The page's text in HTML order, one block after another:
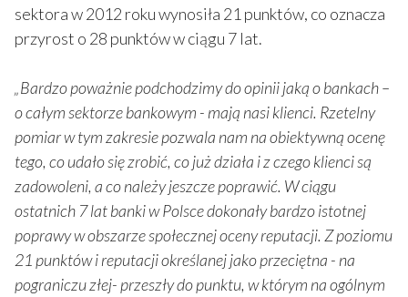
sektora w 2012 roku wynosiła 21 punktów, co oznacza
przyrost o 28 punktów w ciągu 7 lat.
„Bardzo poważnie podchodzimy do opinii jaką o bankach –
o całym sektorze bankowym - mają nasi klienci. Rzetelny
pomiar w tym zakresie pozwala nam na obiektywną ocenę
tego, co udało się zrobić, co już działa i z czego klienci są
zadowoleni, a co należy jeszcze poprawić. W ciągu
ostatnich 7 lat banki w Polsce dokonały bardzo istotnej
poprawy w obszarze społecznej oceny reputacji. Z poziomu
21 punktów i reputacji określanej jako przeciętna - na
pograniczu złej- przeszły do punktu, w którym na ogólnym